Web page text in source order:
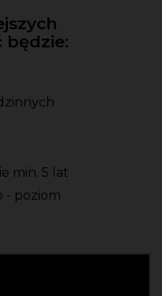
będzie:
min. 5 lat
- poziom